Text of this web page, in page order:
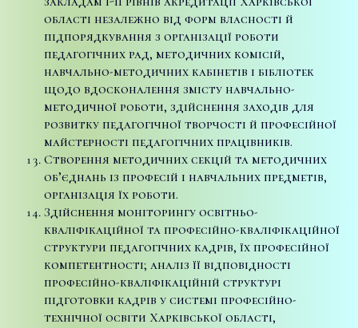
області незалежно від форм власності й
підпорядкування з організації роботи
педагогічних рад, методичних комісій,
навчально-методичних кабінетів і бібліотек
щодо вдосконалення змісту навчально-
методичної роботи, здійснення заходів для
розвитку педагогічної творчості й професійної
майстерності педагогічних працівників.
Створення методичних секцій та методичних
об’єднань із професій і навчальних предметів,
організація їх роботи.
Здійснення моніторингу освітньо-
кваліфікаційної та професійно-кваліфікаційної
структури педагогічних кадрів, їх професійної
компетентності; аналіз її відповідності
професійно-кваліфікаційній структурі
підготовки кадрів у системі професійно-
технічної освіти Харківської області,